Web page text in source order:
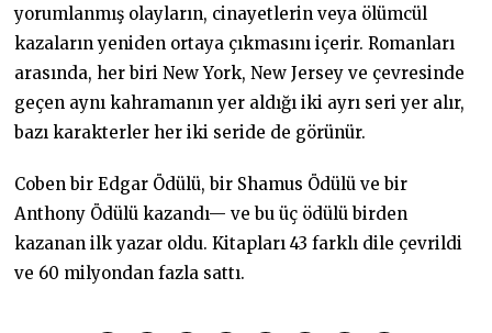
yorumlanmış olayların, cinayetlerin veya ölümcül
kazaların yeniden ortaya çıkmasını içerir. Romanları
arasında, her biri New York, New Jersey ve çevresinde
geçen aynı kahramanın yer aldığı iki ayrı seri yer alır,
bazı karakterler her iki seride de görünür.
Coben bir Edgar Ödülü, bir Shamus Ödülü ve bir
Anthony Ödülü kazandı— ve bu üç ödülü birden
kazanan ilk yazar oldu. Kitapları 43 farklı dile çevrildi
ve 60 milyondan fazla sattı.